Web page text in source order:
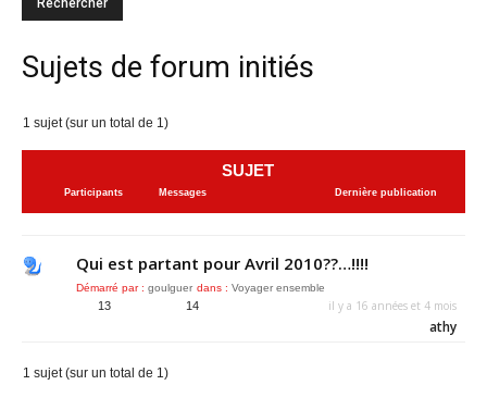
Sujets de forum initiés
1 sujet (sur un total de 1)
SUJET
Participants Messages Dernière publication
Qui est partant pour Avril 2010??…!!!!
Démarré par : goulguer dans : Voyager ensemble
13 14 il y a 16 années et 4 mois
athy
1 sujet (sur un total de 1)